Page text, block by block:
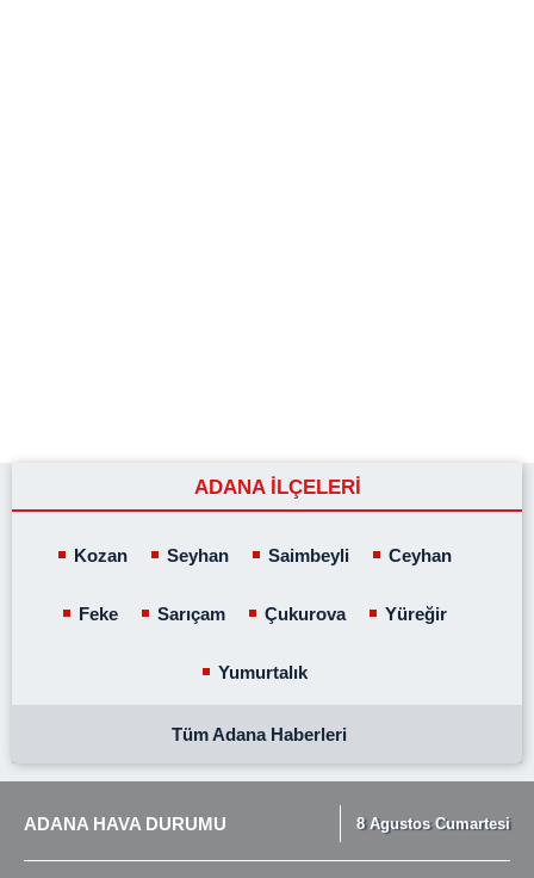
ADANA İLÇELERİ
Kozan Seyhan Saimbeyli Ceyhan
Feke Sarıçam Çukurova Yüreğir
Yumurtalık
Tüm Adana Haberleri
ADANA HAVA DURUMU 8 Agustos Cumartesi